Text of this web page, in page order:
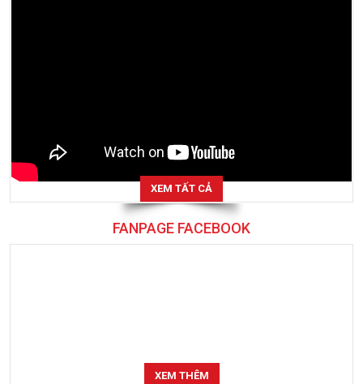
XEM TẤT CẢ
FANPAGE FACEBOOK
XEM THÊM